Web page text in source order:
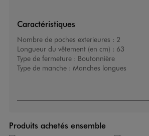
Caractéristiques
Nombre de poches exterieures : 2
Longueur du vêtement (en cm) : 63
Type de fermeture : Boutonnière
Type de manche : Manches longues
Produits achetés ensemble